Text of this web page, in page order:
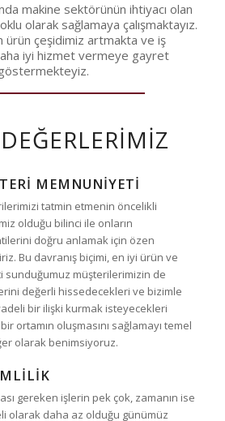
makine sektörünün ihtiyacı olan
olarak sağlamaya çalışmaktayız.
ürün çeşidimiz artmakta ve iş
iyi hizmet vermeye gayret
MEMNUNIYETI
tatmin etmenin öncelikli
olduğu bilinci ile onların
doğru anlamak için özen
Bu davranış biçimi, en iyi ürün ve
sunduğumuz müşterilerimizin de
değerli hissedecekleri ve bizimle
bir ilişki kurmak isteyecekleri
ortamın oluşmasını sağlamayı temel
olarak benimsiyoruz.
gereken işlerin pek çok, zamanın ise
olarak daha az olduğu günümüz